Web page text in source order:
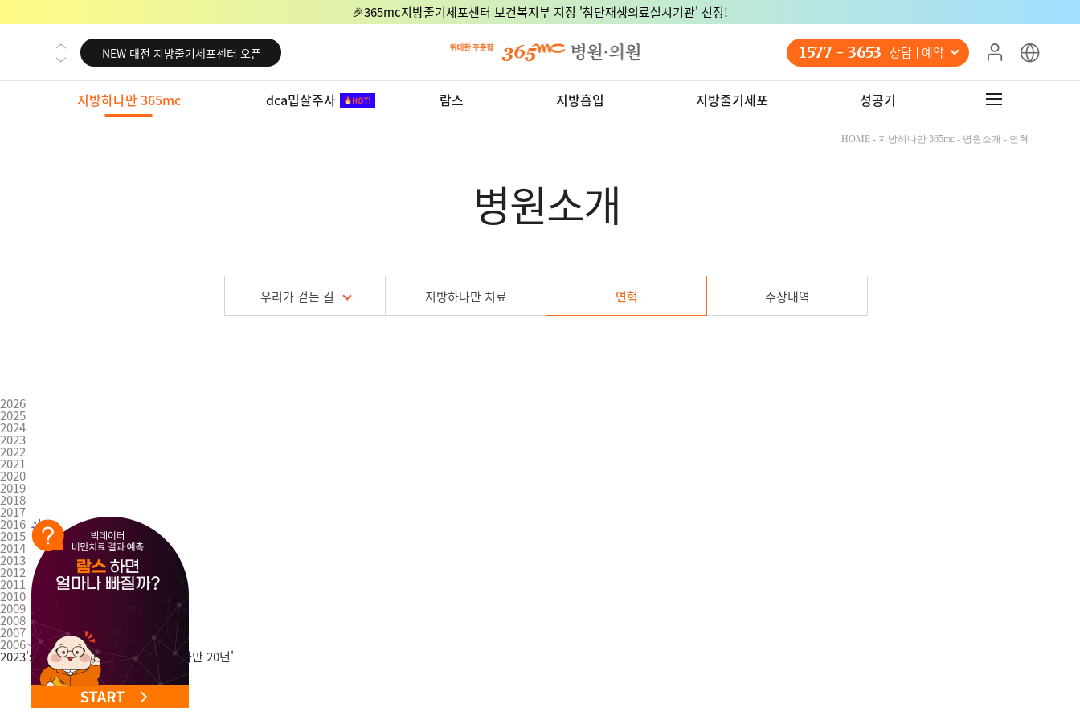
8월 15일 광복절, 정상진료 지점은 어디?
NEW 교대 지방줄기세포센터 오픈
NEW 대전 지방줄기세포센터 오픈
NEW 노원 지방줄기세포센터 오픈
NEW 미국 LA점 오픈
NEW 미국 LA점 오픈
1577 - 3653 상담 예약
지방하나만 365mc dca밉살주사 람스 지방흡입 지방줄기세포 성공기
HOME - 지방하나만 365mc - 병원소개 - 연혁
병원소개
우리가 걷는 길 지방하나만 치료 연혁 수상내역
2026
2025
2024
2023
2022
2021
2020
2019
2018
2017
2016
2015
2014
2013
2012
2011
2010
2009
2008
2007
2006~2003
2023's 2023년 365mc 모토'비만 하나만 20년'